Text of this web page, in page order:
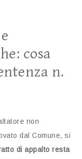
cosa
n.
non
dal Comune, si
di appalto resta